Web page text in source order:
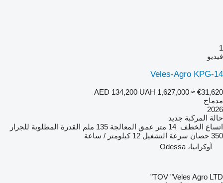
1
فيديو
Veles-Agro KPG-14
AED 134,200 UAH 1,627,000 ≈ €31,620
مدماج
2026
حالة المركبة جديد
اتساع الخطف 14 متر عمق المعالجة 135 ملم
القدرة المطلوبة للجرار
350 حصان
سرعة التشغيل 12 كيلومتر / ساعة
أوكرانيا، Odessa
TOV "Veles Agro LTD"